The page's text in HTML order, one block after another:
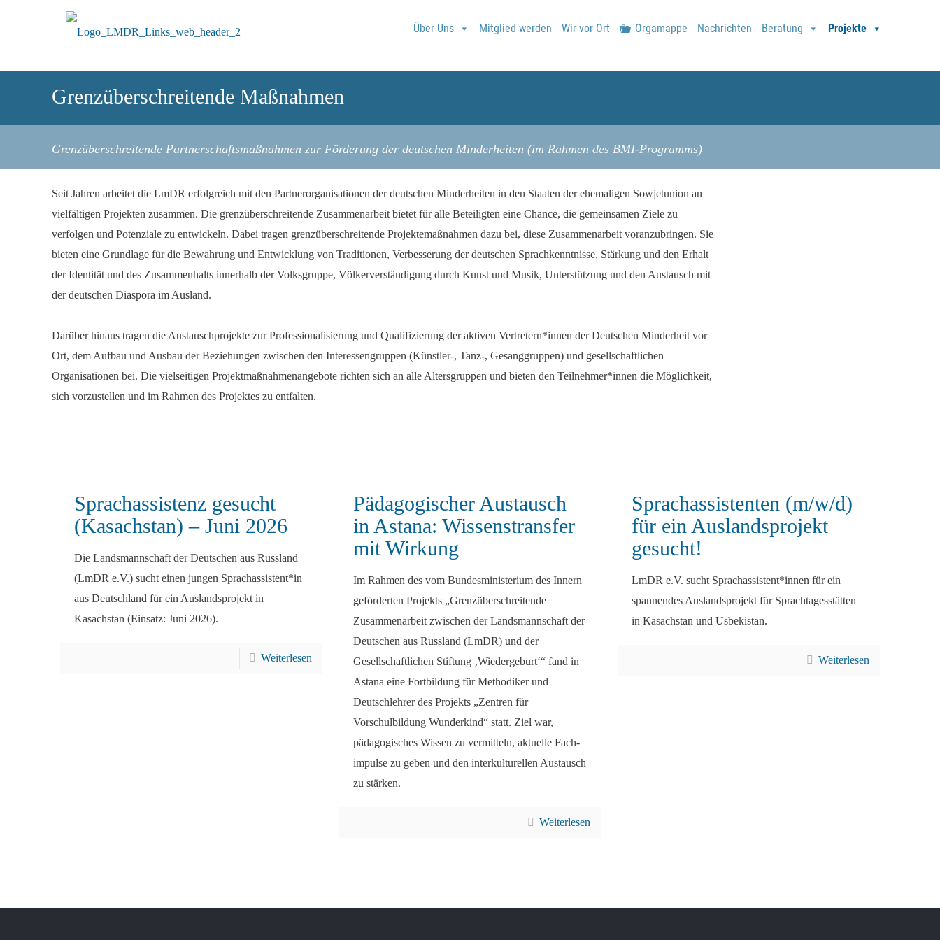
Über Uns Mitglied werden Wir vor Ort Orgamappe Nachrichten Beratung Projekte
Grenzüberschreitende Maßnahmen
Grenzüberschreitende Partnerschaftsmaßnahmen zur Förderung der deutschen Minderheiten (im Rahmen des BMI-Programms)
Seit Jahren arbeitet die LmDR erfolgreich mit den Partnerorganisationen der deutschen Minderheiten in den Staaten der ehemaligen Sowjetunion an
vielfältigen Projekten zusammen. Die grenzüberschreitende Zusammenarbeit bietet für alle Beteiligten eine Chance, die gemeinsamen Ziele zu
verfolgen und Potenziale zu entwickeln. Dabei tragen grenzüberschreitende Projektemaßnahmen dazu bei, diese Zusammenarbeit voranzubringen. Sie
bieten eine Grundlage für die Bewahrung und Entwicklung von Traditionen, Verbesserung der deutschen Sprachkenntnisse, Stärkung und den Erhalt
der Identität und des Zusammenhalts innerhalb der Volksgruppe, Völkerverständigung durch Kunst und Musik, Unterstützung und den Austausch mit
der deutschen Diaspora im Ausland.
Darüber hinaus tragen die Austauschprojekte zur Professionalisierung und Qualifizierung der aktiven Vertretern*innen der Deutschen Minderheit vor
Ort, dem Aufbau und Ausbau der Beziehungen zwischen den Interessengruppen (Künstler-, Tanz-, Gesanggruppen) und gesellschaftlichen
Organisationen bei. Die vielseitigen Projektmaßnahmenangebote richten sich an alle Altersgruppen und bieten den Teilnehmer*innen die Möglichkeit,
sich vorzustellen und im Rahmen des Projektes zu entfalten.
Sprachassistenz gesucht
(Kasachstan) – Juni 2026
Die Landsmannschaft der Deutschen aus Russland
(LmDR e.V.) sucht einen jungen Sprachassistent*in
aus Deutschland für ein Auslandsprojekt in
Kasachstan (Einsatz: Juni 2026).
Weiterlesen
Pädagogischer Austausch
in Astana: Wissenstransfer
mit Wirkung
Im Rahmen des vom Bundesministerium des Innern
geförderten Projekts „Grenzüberschreitende
Zusammenarbeit zwischen der Landsmannschaft der
Deutschen aus Russland (LmDR) und der
Gesellschaftlichen Stiftung ‚Wiedergeburt‘“ fand in
Astana eine Fortbildung für Methodiker und
Deutschlehrer des Projekts „Zentren für
Vorschulbildung Wunderkind“ statt. Ziel war,
pädagogisches Wissen zu vermitteln, aktuelle Fach­
impulse zu geben und den interkulturellen Austausch
zu stärken.
Weiterlesen
Sprachassistenten (m/w/d)
für ein Auslandsprojekt
gesucht!
LmDR e.V. sucht Sprachassistent*innen für ein
spannendes Auslandsprojekt für Sprachtagesstätten
in Kasachstan und Usbekistan.
Weiterlesen